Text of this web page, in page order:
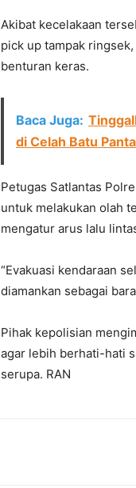
Akibat kecelakaan
pick up tampak
benturan keras.
Baca Juga:
di Celah Batu
Petugas Satlantas
untuk melakukan olah
mengatur arus lalu
“Evakuasi kendaraan
diamankan sebagai
Pihak kepolisian
agar lebih berhati-hati
serupa. RAN